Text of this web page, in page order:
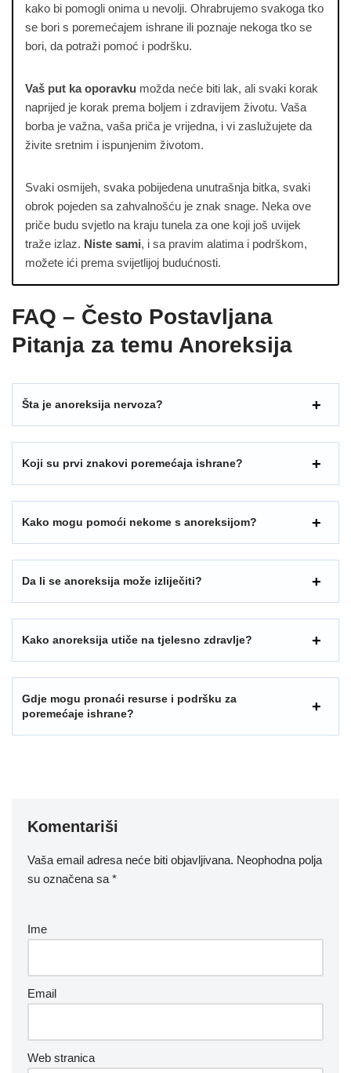
kako bi pomogli onima u nevolji. Ohrabrujemo svakoga tko
se bori s poremećajem ishrane ili poznaje nekoga tko se
bori, da potraži pomoć i podršku.
Vaš put ka oporavku možda neće biti lak, ali svaki korak
naprijed je korak prema boljem i zdravijem životu. Vaša
borba je važna, vaša priča je vrijedna, i vi zaslužujete da
živite sretnim i ispunjenim životom.
Svaki osmijeh, svaka pobijedena unutrašnja bitka, svaki
obrok pojeden sa zahvalnošću je znak snage. Neka ove
priče budu svjetlo na kraju tunela za one koji još uvijek
traže izlaz. Niste sami, i sa pravim alatima i podrškom,
možete ići prema svijetlijoj budućnosti.
FAQ – Često Postavljana
Pitanja za temu Anoreksija
Šta je anoreksija nervoza?
Koji su prvi znakovi poremećaja ishrane?
Kako mogu pomoći nekome s anoreksijom?
Da li se anoreksija može izliječiti?
Kako anoreksija utiče na tjelesno zdravlje?
Gdje mogu pronaći resurse i podršku za
poremećaje ishrane?
Komentariši
Vaša email adresa neće biti objavljivana. Neophodna polja
su označena sa *
Ime
Email
Web stranica